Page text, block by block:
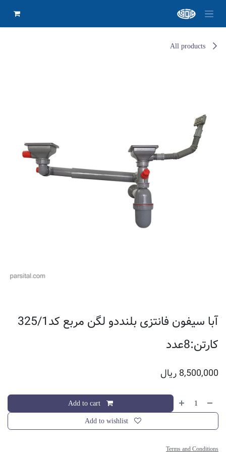
All products
آبا سیفون فانتزی بلنددو لگن مربع کد325/1
کارتن:8عدد
8,500,000 ریال
Add to cart
Add to wishlist
Terms and Conditions